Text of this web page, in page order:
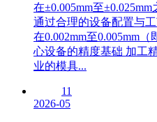
在±0.005mm至
通过合理的设备配置与
在0.002mm至0.005mm
心设备的精度基础 加工
业的模具...
11
2026-05